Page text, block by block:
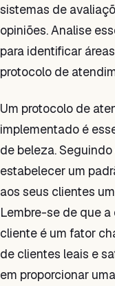
sistemas de
opiniões. Analise
para identificar
protocolo de
Um protocolo de
implementado é
de beleza.
estabelecer um
aos seus clientes
Lembre-se de que
cliente é um fator
de clientes leais e
em proporcionar